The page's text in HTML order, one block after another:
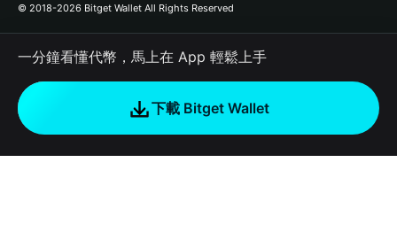
RWA
如何購買加密貨幣
Polygon
© 2018-2026 Bitget Wallet All Rights Reserved
一分鐘看懂代幣，馬上在 App 輕鬆上手
下載 Bitget Wallet